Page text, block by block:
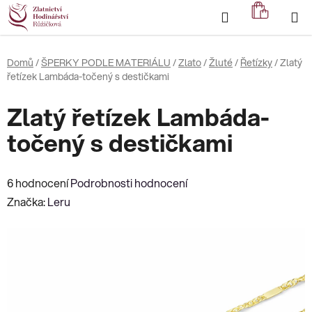
Přejít
na
obsah
Hledat
KOŠÍK
Domů /ŠPERKY PODLE MATERIÁLU /Zlato/Žluté/ Řetízky/Zlatý
řetízek Lambáda-točený s destičkami
Zlatý řetízek Lambáda-
točený s destičkami
Průměrné
hodnocení
6 hodnoceníPodrobnosti hodnocení
Značka:Leru